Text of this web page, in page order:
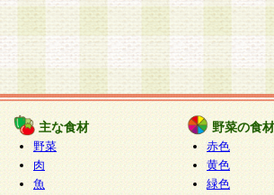
主な食材
野菜
肉
魚
野菜の食
赤色
黄色
緑色